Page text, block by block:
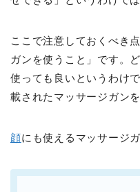
ここで注意しておくべき
ガンを使うこと」です。
使っても良いというわけ
載されたマッサージガン
顔にも使えるマッサージ